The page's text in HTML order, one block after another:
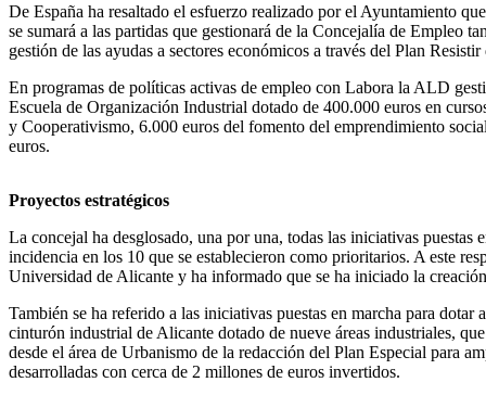
De España ha resaltado el esfuerzo realizado por el Ayuntamiento
se sumará a las partidas que gestionará de la Concejalía de Empleo
gestión de las ayudas a sectores económicos a través del Plan
En programas de políticas activas de empleo con Labora la ALD
Escuela de Organización Industrial dotado de 400.000 euros en
y Cooperativismo, 6.000 euros del fomento del emprendimiento
euros.
Proyectos estratégicos
La concejal ha desglosado, una por una, todas las iniciativas
incidencia en los 10 que se establecieron como prioritarios. A este
Universidad de Alicante y ha informado que se ha iniciado la
También se ha referido a las iniciativas puestas en marcha para
cinturón industrial de Alicante dotado de nueve áreas industriales,
desde el área de Urbanismo de la redacción del Plan Especial para
desarrolladas con cerca de 2 millones de euros invertidos.